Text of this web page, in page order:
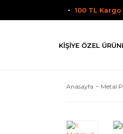
100 TL
KIŞIYE ÖZEL
Anasayfa Metal